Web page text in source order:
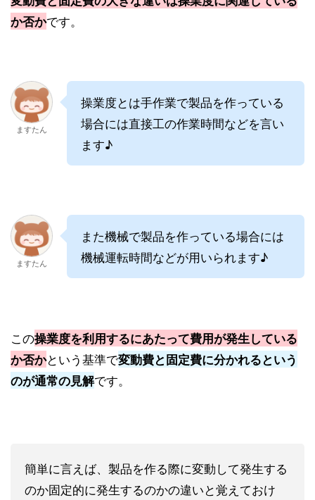
か否かです。
ますたん
操業度とは手作業で製品を作っている
場合には直接工の作業時間などを言い
ます♪
ますたん
また機械で製品を作っている場合には
機械運転時間などが用いられます♪
この操業度を利用するにあたって費用が発生している
か否かという基準で変動費と固定費に分かれるという
のが通常の見解です。
簡単に言えば、製品を作る際に変動して発生する
のか固定的に発生するのかの違いと覚えておけ